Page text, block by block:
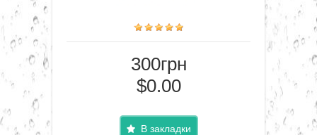
300грн
$0.00
В закладки